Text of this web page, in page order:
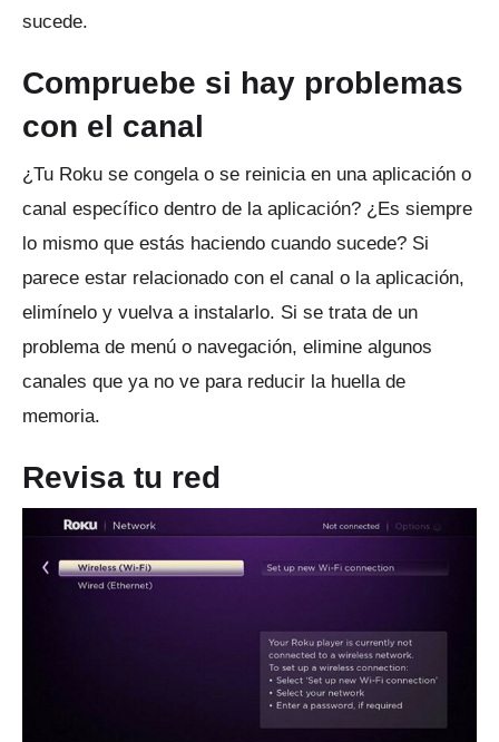
sucede.
Compruebe si hay problemas
con el canal
¿Tu Roku se congela o se reinicia en una aplicación o
canal específico dentro de la aplicación? ¿Es siempre
lo mismo que estás haciendo cuando sucede? Si
parece estar relacionado con el canal o la aplicación,
elimínelo y vuelva a instalarlo. Si se trata de un
problema de menú o navegación, elimine algunos
canales que ya no ve para reducir la huella de
memoria.
Revisa tu red